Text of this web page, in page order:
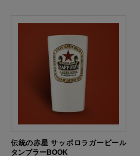
伝統の赤星 サッポロラガービール
タンブラーBOOK